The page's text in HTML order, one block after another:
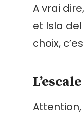
A vrai
et Isla del
choix,